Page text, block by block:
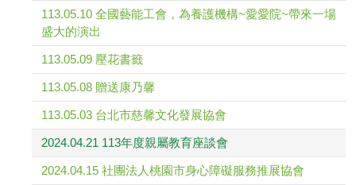
113.05.10 全國藝能工會，為養護機構~愛愛院~帶來一場
盛大的演出
113.05.09 壓花書籤
113.05.08 贈送康乃馨
113.05.03 台北市慈馨文化發展協會
2024.04.21 113年度親屬教育座談會
2024.04.15 社團法人桃園市身心障礙服務推展協會